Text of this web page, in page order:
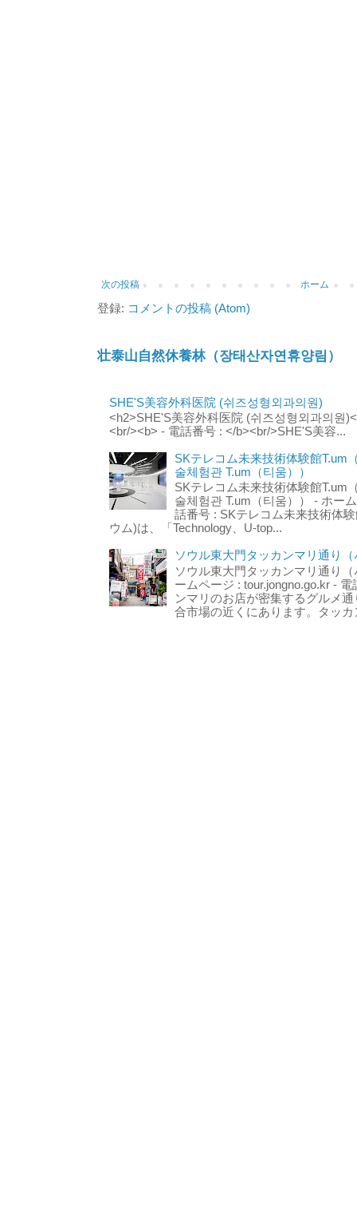
次の投稿 ホーム
登録: コメントの投稿 (Atom)
壮泰山自然休養林（장태산자연휴양림）
SHE'S美容外科医院 (쉬즈성형외과의원)
<h2>SHE'S美容外科医院 (쉬즈성형외과의원
<br/><b> - 電話番号 : </b><br/>SHE'S美容...
SKテレコム未来技術体験館T.um
술체험관 T.um（티움））
SKテレコム未来技術体験館T.um
술체험관 T.um（티움）） - ホー
話番号 : SKテレコム未来技術体
ウム)は、「Technology、U-top...
ソウル東大門タッカンマリ通り
ソウル東大門タッカンマリ通り
ームページ : tour.jongno.go.kr -
ンマリのお店が密集するグルメ
合市場の近くにあります。タッ